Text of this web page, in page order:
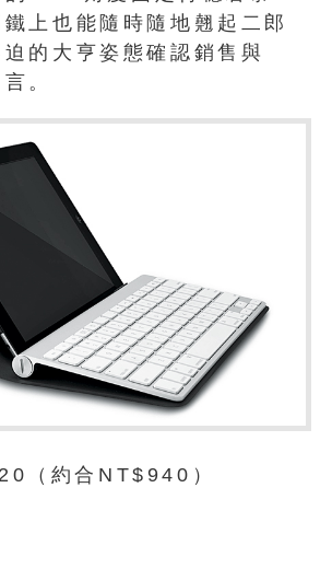
上也能隨時隨地翹起二郎
的大亨姿態確認銷售與
。
（約合NT$940）